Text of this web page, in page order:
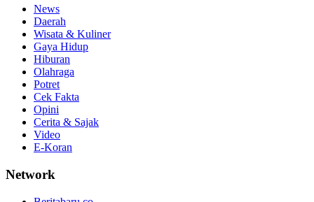
News
Daerah
Wisata & Kuliner
Gaya Hidup
Hiburan
Olahraga
Potret
Cek Fakta
Opini
Cerita & Sajak
Video
E-Koran
Network